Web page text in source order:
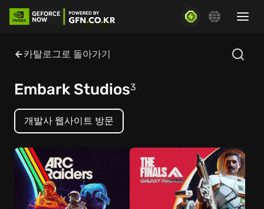
카탈로그로 돌아가기
Embark Studios3
개발사 웹사이트 방문